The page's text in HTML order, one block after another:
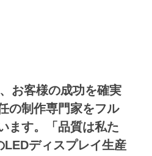
お客様の成功を確実
の制作専門家をフル
ます。「品質は私た
LEDディスプレイ生産